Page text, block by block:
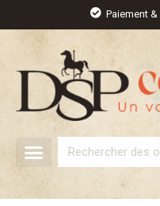
contenu
Paiement
Rechercher